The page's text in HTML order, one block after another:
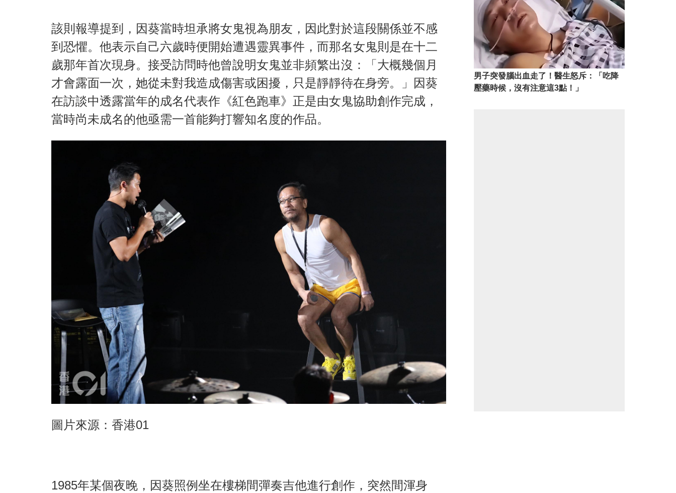
該則報導提到，因葵當時坦承將女鬼視為朋友，因此對於這段關係並不感
到恐懼。他表示自己六歲時便開始遭遇靈異事件，而那名女鬼則是在十二
歲那年首次現身。接受訪問時他曾說明女鬼並非頻繁出沒：「大概幾個月
才會露面一次，她從未對我造成傷害或困擾，只是靜靜待在身旁。」因葵
在訪談中透露當年的成名代表作《紅色跑車》正是由女鬼協助創作完成，
當時尚未成名的他亟需一首能夠打響知名度的作品。
圖片來源：香港01
1985年某個夜晚，因葵照例坐在樓梯間彈奏吉他進行創作，突然間渾身
男子突發腦出血走了！醫生怒斥：「吃降
壓藥時候，沒有注意這3點！」